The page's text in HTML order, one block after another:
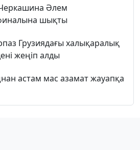
Әлем
шықты
Грузиядағы халықаралық
жеңіп алды
астам мас азамат жауапқа